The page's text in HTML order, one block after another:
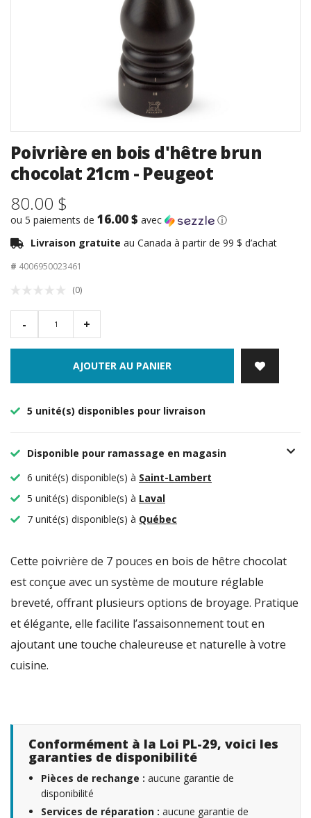
Poivrière en bois d'hêtre brun
chocolat 21cm - Peugeot
80.00 $
ou 5 paiements de 16.00 $ avec
ⓘ
Livraison gratuite au Canada à partir de 99 $ d’achat
# 4006950023461
(0)
- +
AJOUTER AU PANIER
5 unité(s) disponibles pour livraison
Disponible pour ramassage en magasin
6 unité(s) disponible(s) à Saint-Lambert
5 unité(s) disponible(s) à Laval
7 unité(s) disponible(s) à Québec
Cette poivrière de 7 pouces en bois de hêtre chocolat
est conçue avec un système de mouture réglable
breveté, offrant plusieurs options de broyage. Pratique
et élégante, elle facilite l’assaisonnement tout en
ajoutant une touche chaleureuse et naturelle à votre
cuisine.
Conformément à la Loi PL-29, voici les
garanties de disponibilité
Pièces de rechange : aucune garantie de
disponibilité
Services de réparation : aucune garantie de